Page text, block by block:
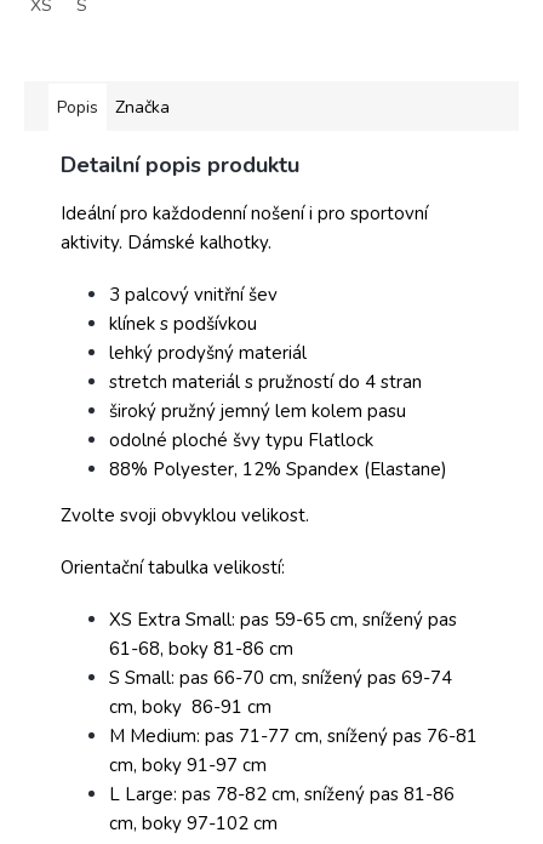
XS S
Popis Značka
Detailní popis produktu
Ideální pro každodenní nošení i pro sportovní
aktivity. Dámské kalhotky.
3 palcový vnitřní šev
klínek s podšívkou
lehký prodyšný materiál
stretch materiál s pružností do 4 stran
široký pružný jemný lem kolem pasu
odolné ploché švy typu Flatlock
88% Polyester, 12% Spandex (Elastane)
Zvolte svoji obvyklou velikost.
Orientační tabulka velikostí:
XS Extra Small: pas 59-65 cm, snížený pas
61-68, boky 81-86 cm
S Small: pas 66-70 cm, snížený pas 69-74
cm, boky 86-91 cm
M Medium: pas 71-77 cm, snížený pas 76-81
cm, boky 91-97 cm
L Large: pas 78-82 cm, snížený pas 81-86
cm, boky 97-102 cm